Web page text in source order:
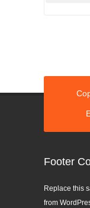
Footer
Replace this
from